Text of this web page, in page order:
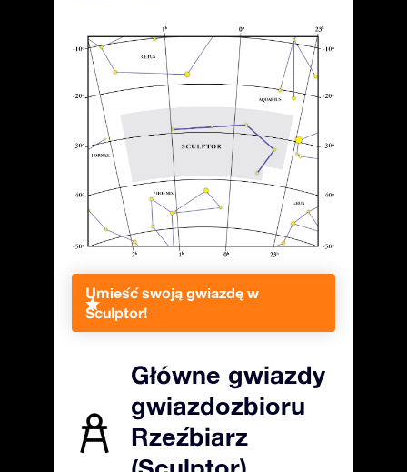
Umieść swoją gwiazdę w
Sculptor!
Główne gwiazdy
gwiazdozbioru
Rzeźbiarz